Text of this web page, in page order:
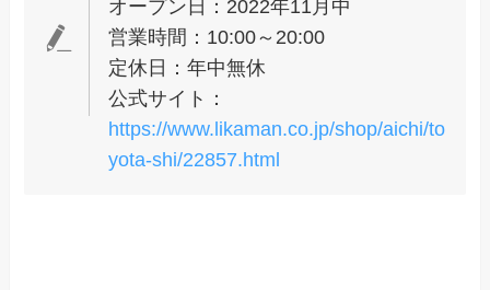
オープン日：2022年11月中
営業時間：10:00～20:00
定休日：年中無休
公式サイト：
https://www.likaman.co.jp/shop/aichi/to
yota-shi/22857.html